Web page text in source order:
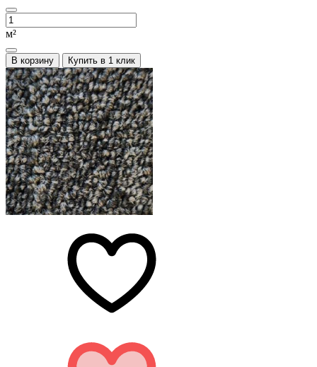
м²
В корзину Купить в 1 клик